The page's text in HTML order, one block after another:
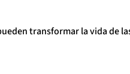
transformar la vida de